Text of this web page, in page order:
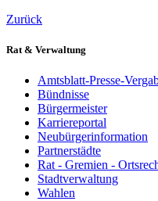
Zurück
Rat & Verwaltung
Amtsblatt-Presse-
Bündnisse
Bürgermeister
Karriereportal
Neubürgerinformation
Partnerstädte
Rat - Gremien -
Stadtverwaltung
Wahlen